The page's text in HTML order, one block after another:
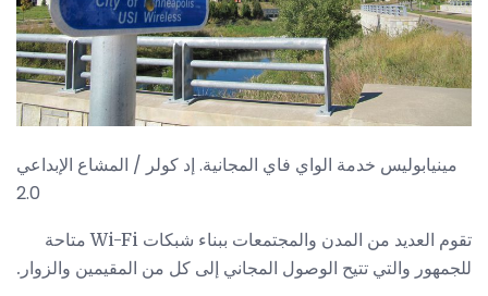
مينيابوليس خدمة الواي فاي المجانية. إد كولر / المشاع الإبداعي
2.0
تقوم العديد من المدن والمجتمعات ببناء شبكات Wi-Fi متاحة
للجمهور والتي تتيح الوصول المجاني إلى كل من المقيمين والزوار.